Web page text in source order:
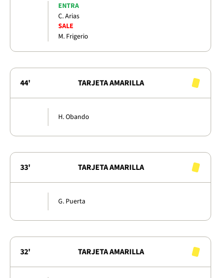
ENTRA
C. Arias
SALE
M. Frigerio
44' TARJETA AMARILLA
H. Obando
33' TARJETA AMARILLA
G. Puerta
32' TARJETA AMARILLA